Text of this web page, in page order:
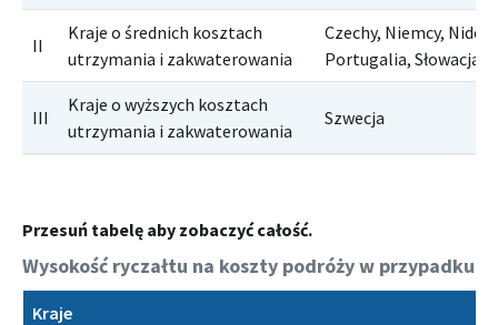
II
Kraje o średnich kosztach
utrzymania i zakwaterowania
Czechy, Niemcy,
Portugalia, Słowacja,
III
Kraje o wyższych kosztach
utrzymania i zakwaterowania
Szwecja
Wysokość ryczałtu na koszty podróży w przypadku
Kraje